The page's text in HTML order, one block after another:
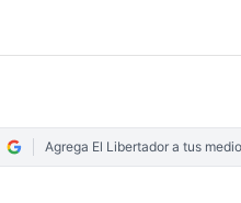
Agrega El Libertador a tus